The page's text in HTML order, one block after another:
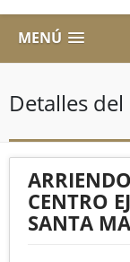
MENÚ
Detalles
CENTRO
SANTA